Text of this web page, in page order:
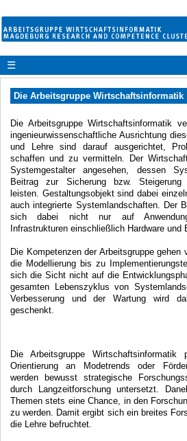
☰
Die Arbeitsgruppe Wirtschaftsinformatik
Die Arbeitsgruppe Wirtschaftsinformatik
ingenieurwissenschaftliche Ausrichtung
und Lehre sind darauf ausgerichtet,
schaffen und zu vermitteln. Der
Systemgestalter angesehen, dessen
Beitrag zur Sicherung bzw. Steigerung
leisten. Gestaltungsobjekt sind dabei
auch integrierte Systemlandschaften. Der
sich dabei nicht nur auf
Infrastrukturen einschließlich Hardware und
Die Kompetenzen der Arbeitsgruppe gehen
die Modellierung bis zu
sich die Sicht nicht auf die
gesamten Lebenszyklus von
Verbesserung und der Wartung wird
geschenkt.
Die Arbeitsgruppe
Orientierung an Modetrends oder
werden bewusst strategische
durch Langzeitforschung untersetzt.
Themen stets eine Chance, in den
zu werden. Damit ergibt sich ein breites
die Lehre befruchtet.